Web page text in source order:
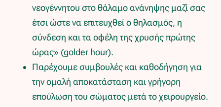
νεογέννητου στο θάλαμο ανάνηψης μαζί σας
έτσι ώστε να επιτευχθεί ο θηλασμός, η
σύνδεση και τα οφέλη της χρυσής πρώτης
ώρας» (golder hour).
Παρέχουμε συμβουλές και καθοδήγηση για
την ομαλή αποκατάσταση και γρήγορη
επούλωση του σώματος μετά το χειρουργείο.